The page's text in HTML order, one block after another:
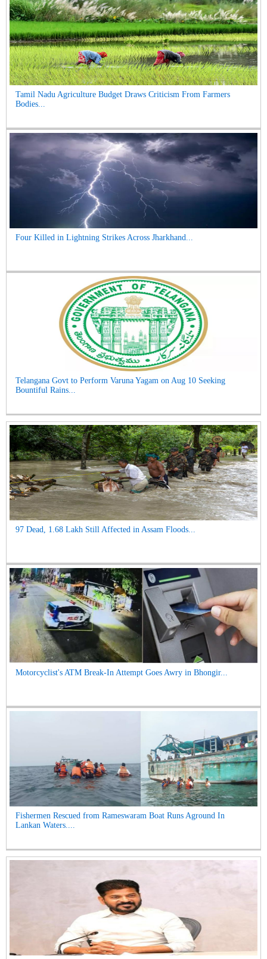
Tamil Nadu Agriculture Budget Draws Criticism From Farmers
Bodies...
Four Killed in Lightning Strikes Across Jharkhand...
Telangana Govt to Perform Varuna Yagam on Aug 10 Seeking
Bountiful Rains...
97 Dead, 1.68 Lakh Still Affected in Assam Floods...
Motorcyclist's ATM Break-In Attempt Goes Awry in Bhongir...
Fishermen Rescued from Rameswaram Boat Runs Aground In
Lankan Waters....